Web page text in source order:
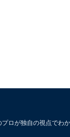
ロが独自の視点でわ